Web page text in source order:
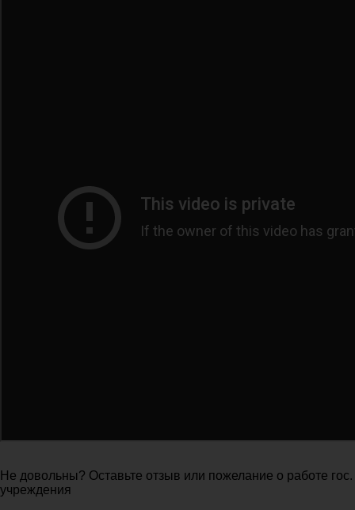
Не довольны? Оставьте отзыв или пожелание о работе гос.
учреждения